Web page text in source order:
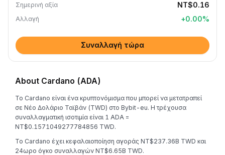
Σημερινή αξία NT$0.16
Αλλαγή +0.00%
Συναλλαγή τώρα
About Cardano (ADA)
Το Cardano είναι ένα κρυπτονόμισμα που μπορεί να μετατραπεί
σε Νέο Δολάριο Ταϊβάν (TWD) στο Bybit-eu. Η τρέχουσα
συναλλαγματική ισοτιμία είναι 1 ADA =
NT$0.1571049277784856 TWD.
Το Cardano έχει κεφαλαιοποίηση αγοράς NT$237.36B TWD και
24ωρο όγκο συναλλαγών NT$6.65B TWD.